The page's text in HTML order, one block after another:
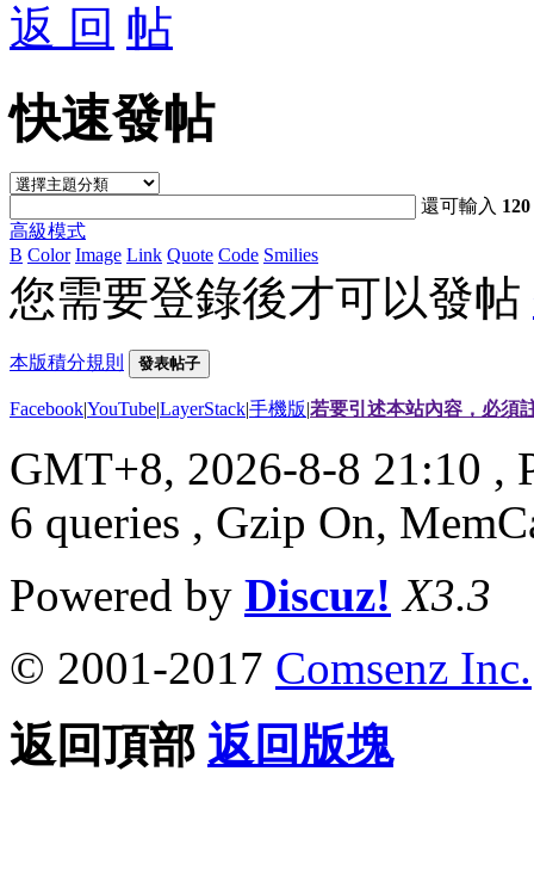
返 回
快速發帖
還可輸入 120
高級模式
B Color Image Link Quote Code Smilies
您需要登錄後才可以發帖
本版積分規則 發表帖子
Facebook|YouTube|LayerStack|手機版|若要引述本站內容，必須
GMT+8, 2026-8-8 21:10 ,
6 queries , Gzip On,
Powered by Discuz! X3.3
© 2001-2017 Comsenz Inc.
返回頂部 返回版塊